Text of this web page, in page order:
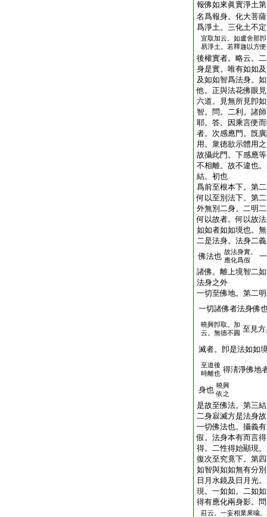
報佛如來眞實淨土
名爲報身。化大菩
爲淨土。三化土不
宜取加云。如盧舍那
易淨土。若釋迦以方
後權實者。略云。
身是實。唯有如如
及如如智爲法身。
他。正與法花佛眼
六道。見無所見卽
智。問。二利。諸
耶。答。因乘言便
者。次感應門。旣
用。衆徳欲示體用
故攝此門。下感應
不相離。故不違也
結。初也
爲前至根本下。第
何以至別法下。第
外無別二身。二明
何以故者。何以故
如如者如如境也。
二是法身。法身二
佛法也 故法身實。
應化爲假
諸佛。離上境智二
法身之外
一切至佛地。第二
一切諸佛者法身佛
曉興卽取。加
云。無徳不圓 至見
滅者。卽是法如如
至道後
時離也 得淸淨佛地
身也 曉興
依之
是故至佛法。第三
二身寂滅方是法身
一切佛法也。攝義
假。法身本有而言
得。二性得始顯現
復次至究竟下。第
如智與如如無有分
日月水鏡及日月光
現。一如如。二如
得有應化兩身影。
莊云。一妄相業果喩